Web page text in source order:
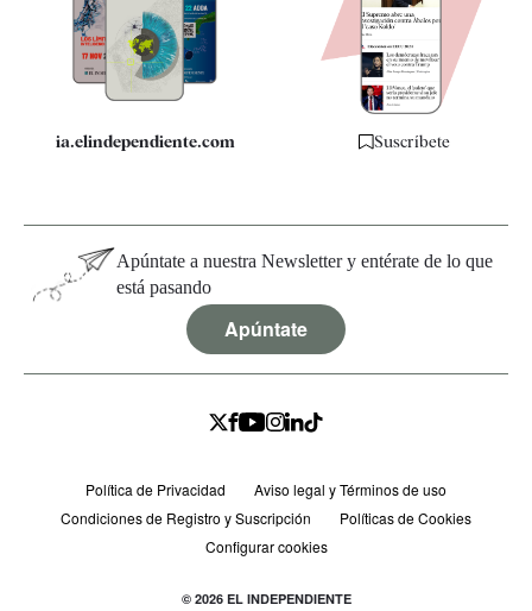
Quiénes somos
Especificaciones
ia.elindependiente.com Suscríbete
Apúntate a nuestra Newsletter y entérate de lo que
está pasando
Apúntate
Política de Privacidad
Aviso legal y Términos de uso
Condiciones de Registro y Suscripción
Políticas de Cookies
Configurar cookies
© 2026 EL INDEPENDIENTE